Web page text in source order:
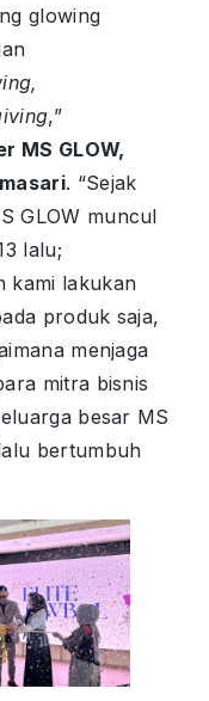
glowing
,”
MS GLOW,
. “Sejak
GLOW muncul
lalu;
kami lakukan
produk saja,
menjaga
mitra bisnis
besar MS
bertumbuh